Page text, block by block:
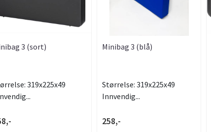
3 (sort)
319x225x49
Minibag 3 (blå)
Størrelse: 319x225x49
Innvendig...
258,-